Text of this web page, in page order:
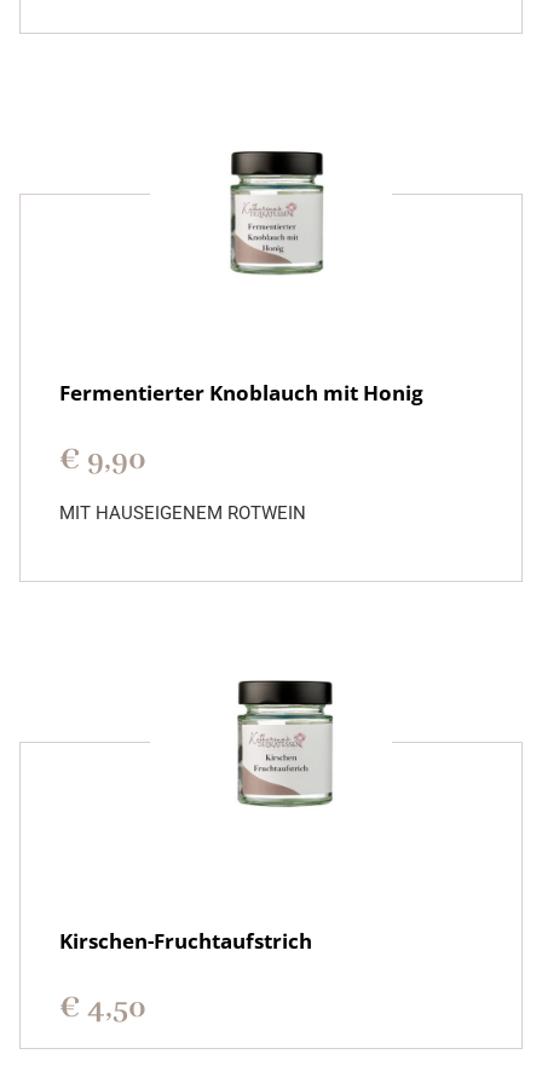
Fermentierter Knoblauch mit Honig
€ 9,90
MIT HAUSEIGENEM ROTWEIN
Kirschen-Fruchtaufstrich
€ 4,50